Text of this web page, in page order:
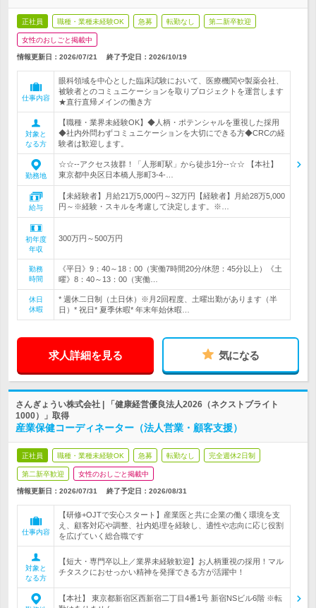
正社員 職種・業種未経験OK 急募 転勤なし 第二新卒歓迎
女性のおしごと掲載中
情報更新日：2026/07/21 終了予定日： 2026/10/19
仕事内容
眼科領域を中心とした臨床試験において、医療機関や製薬会社、
被験者とのコミュニケーションを取りプロジェクトを運営します
★直行直帰メインの働き方
対象と
なる方
【職種・業界未経験OK】◆人柄・ポテンシャルを重視した採用
◆社内外問わずコミュニケーションを大切にできる方◆CRCの経
験者は歓迎します。
勤務地
☆☆--アクセス抜群！「人形町駅」から徒歩1分--☆☆ 【本社】
東京都中央区日本橋人形町3-4-…
給与
【未経験者】月給21万5,000円～32万円【経験者】月給28万5,000
円～※経験・スキルを考慮して決定します。※…
初年度
年収
300万円～500万円
勤務
時間
《平日》9：40～18：00（実働7時間20分/休憩：45分以上）《土
曜》8：40～13：00（実働…
休日
休暇
* 週休二日制（土日休）※月2回程度、土曜出勤があります（半
日）* 祝日* 夏季休暇* 年末年始休暇…
求人詳細を見る 気になる
さんぎょうい株式会社 | 「健康経営優良法人2026（ネクストブライト
1000）」取得
産業保健コーディネーター（法人営業・顧客支援）
正社員 職種・業種未経験OK 急募 転勤なし 完全週休2日制
第二新卒歓迎 女性のおしごと掲載中
情報更新日：2026/07/31 終了予定日： 2026/08/31
仕事内容
【研修+OJTで安心スタート】産業医と共に企業の働く環境を支
え、顧客対応や調整、社内処理を経験し、適性や志向に応じ役割
を広げていく総合職です
対象と
なる方
【短大・専門卒以上／業界未経験歓迎】お人柄重視の採用！マル
チタスクにおせっかい精神を発揮できる方が活躍中！
【本社】 東京都新宿区西新宿二丁目4番1号 新宿NSビル6階 ※転